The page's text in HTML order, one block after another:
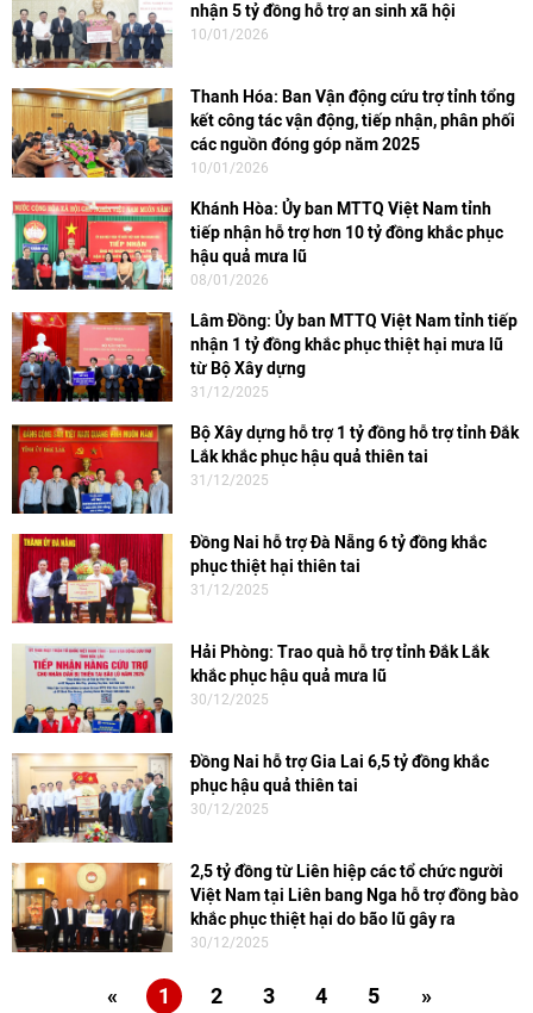
nhận 5 tỷ đồng hỗ trợ an sinh xã hội
10/01/2026
Thanh Hóa: Ban Vận động cứu trợ tỉnh tổng
kết công tác vận động, tiếp nhận, phân phối
các nguồn đóng góp năm 2025
10/01/2026
Khánh Hòa: Ủy ban MTTQ Việt Nam tỉnh
tiếp nhận hỗ trợ hơn 10 tỷ đồng khắc phục
hậu quả mưa lũ
08/01/2026
Lâm Đồng: Ủy ban MTTQ Việt Nam tỉnh tiếp
nhận 1 tỷ đồng khắc phục thiệt hại mưa lũ
từ Bộ Xây dựng
31/12/2025
Bộ Xây dựng hỗ trợ 1 tỷ đồng hỗ trợ tỉnh Đắk
Lắk khắc phục hậu quả thiên tai
31/12/2025
Đồng Nai hỗ trợ Đà Nẵng 6 tỷ đồng khắc
phục thiệt hại thiên tai
31/12/2025
Hải Phòng: Trao quà hỗ trợ tỉnh Đắk Lắk
khắc phục hậu quả mưa lũ
30/12/2025
Đồng Nai hỗ trợ Gia Lai 6,5 tỷ đồng khắc
phục hậu quả thiên tai
30/12/2025
2,5 tỷ đồng từ Liên hiệp các tổ chức người
Việt Nam tại Liên bang Nga hỗ trợ đồng bào
khắc phục thiệt hại do bão lũ gây ra
30/12/2025
« 1 2 3 4 5 »